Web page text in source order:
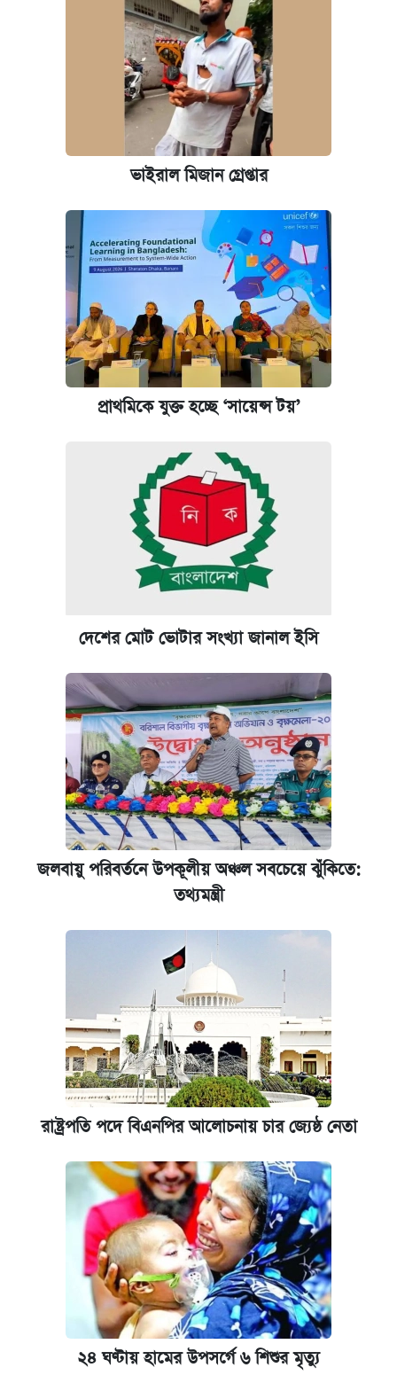
পিএসসিতে আরও চার সদস্য নিয়োগ
ভাইরাল মিজান গ্রেপ্তার
প্রাথমিকে যুক্ত হচ্ছে ‘সায়েন্স টয়’
দেশের মোট ভোটার সংখ্যা জানাল ইসি
জলবায়ু পরিবর্তনে উপকূলীয় অঞ্চল সবচেয়ে ঝুঁকিতে:
তথ্যমন্ত্রী
রাষ্ট্রপতি পদে বিএনপির আলোচনায় চার জ্যেষ্ঠ নেতা
২৪ ঘণ্টায় হামের উপসর্গে ৬ শিশুর মৃত্যু